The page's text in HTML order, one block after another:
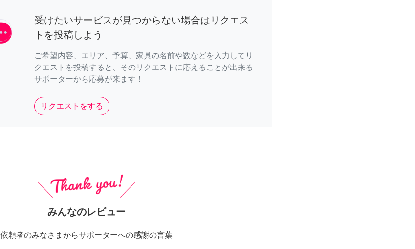
受けたいサービスが見つからない場合はリクエス
トを投稿しよう
ご希望内容、エリア、予算、家具の名前や数などを入力してリ
クエストを投稿すると、そのリクエストに応えることが出来る
サポーターから応募が来ます！
リクエストをする
みんなのレビュー
依頼者のみなさまからサポーターへの感謝の言葉